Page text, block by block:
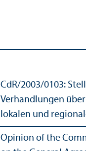
CdR/2003/0103:
Verhandlungen
lokalen und
Opinion of the